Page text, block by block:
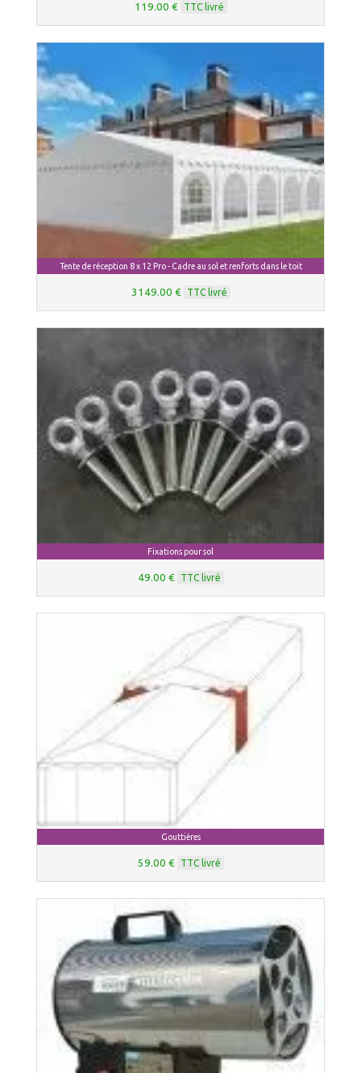
119.00 € TTC livré
Tente de réception 8 x 12 Pro - Cadre au sol et renforts dans le toit
3149.00 € TTC livré
Fixations pour sol
49.00 € TTC livré
Gouttières
59.00 € TTC livré